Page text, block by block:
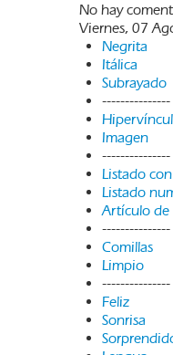
No hay
Viernes, 07
Negrita
Itálica
Subrayado
---------------
Imagen
---------------
Listado
Listado
Artículo de
---------------
Comillas
Limpio
---------------
Feliz
Sonrisa